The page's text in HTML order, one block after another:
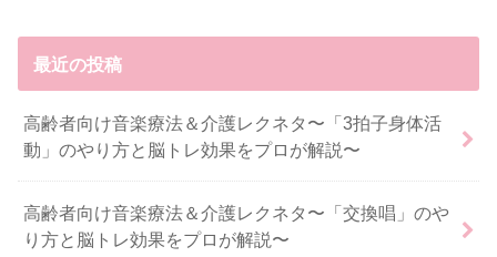
最近の投稿
高齢者向け音楽療法＆介護レクネタ〜「3拍子身体活
動」のやり方と脳トレ効果をプロが解説〜
高齢者向け音楽療法＆介護レクネタ〜「交換唱」のや
り方と脳トレ効果をプロが解説〜